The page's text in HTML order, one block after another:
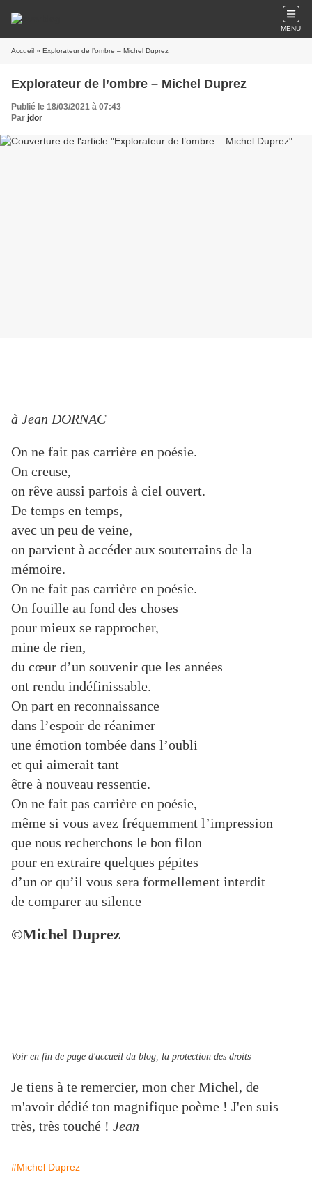
MENU
Accueil » Explorateur de l’ombre – Michel Duprez
Explorateur de l’ombre – Michel Duprez
Publié le 18/03/2021 à 07:43
Par jdor
à Jean DORNAC
On ne fait pas carrière en poésie.
On creuse,
on rêve aussi parfois à ciel ouvert.
De temps en temps,
avec un peu de veine,
on parvient à accéder aux souterrains de la
mémoire.
On ne fait pas carrière en poésie.
On fouille au fond des choses
pour mieux se rapprocher,
mine de rien,
du cœur d’un souvenir que les années
ont rendu indéfinissable.
On part en reconnaissance
dans l’espoir de réanimer
une émotion tombée dans l’oubli
et qui aimerait tant
être à nouveau ressentie.
On ne fait pas carrière en poésie,
même si vous avez fréquemment l’impression
que nous recherchons le bon filon
pour en extraire quelques pépites
d’un or qu’il vous sera formellement interdit
de comparer au silence
©Michel Duprez
Voir en fin de page d'accueil du blog, la protection des droits
Je tiens à te remercier, mon cher Michel, de
m'avoir dédié ton magnifique poème ! J'en suis
très, très touché ! Jean
#Michel Duprez